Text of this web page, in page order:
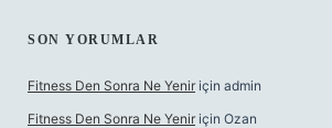
SON YORUMLAR
Fitness Den Sonra Ne Yenir için admin
Fitness Den Sonra Ne Yenir için Ozan